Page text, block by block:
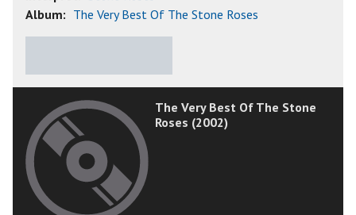
Album: The Very Best Of The Stone Roses
The Very Best Of The Stone
Roses (2002)